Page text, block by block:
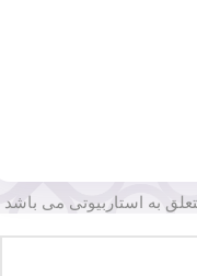
به استاربیوتی می باشد